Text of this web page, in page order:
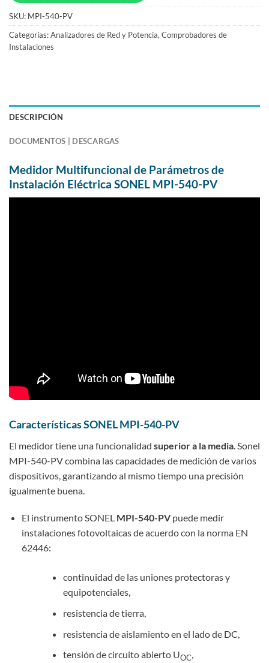
SKU: MPI-540-PV
Categorías:Analizadores de Red y Potencia, Comprobadores de
Instalaciones
DESCRIPCIÓN
DOCUMENTOS | DESCARGAS
Medidor Multifuncional de Parámetros de
Instalación Eléctrica SONEL MPI-540-PV
Características SONEL MPI-540-PV
El medidor tiene una funcionalidad superior a la media . Sonel
MPI-540-PV combina las capacidades de medición de varios
dispositivos, garantizando al mismo tiempo una precisión
igualmente buena.
El instrumento SONEL MPI-540-PVpuede medir
instalaciones fotovoltaicas de acuerdo con la norma EN
62446:
continuidad de las uniones protectoras y
equipotenciales,
resistencia de tierra,
resistencia de aislamiento en el lado de DC,
tensión de circuito abierto UOC,